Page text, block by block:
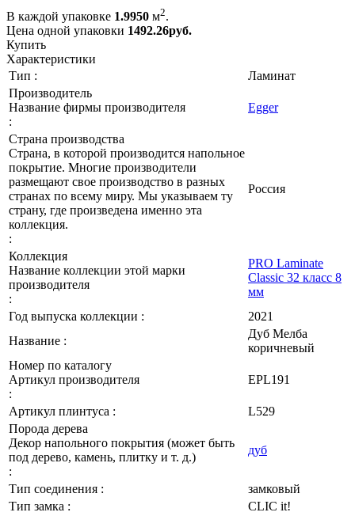
В каждой упаковке 1.9950 м2.
Цена одной упаковки 1492.26руб.
Купить
Характеристики
Тип :
Ламинат
Производитель
Название фирмы производителя
:
Egger
Страна производства
Страна, в которой производится напольное
покрытие. Многие производители
размещают свое производство в разных
странах по всему миру. Мы указываем ту
страну, где произведена именно эта
коллекция.
:
Россия
Коллекция
Название коллекции этой марки
производителя
:
PRO Laminate
Classic 32 класс 8
мм
Год выпуска коллекции :
2021
Название :
Дуб Мелба
коричневый
Номер по каталогу
Артикул производителя
:
EPL191
Артикул плинтуса :
L529
Порода дерева
Декор напольного покрытия (может быть
под дерево, камень, плитку и т. д.)
:
дуб
Тип соединения :
замковый
Тип замка :
CLIC it!